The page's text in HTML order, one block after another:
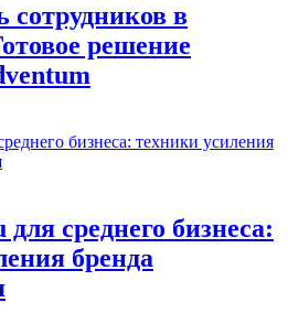
сотрудников в
решение
среднего бизнеса:
бренда